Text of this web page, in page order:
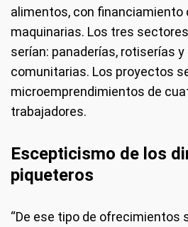
alimentos, con financiamiento
maquinarias. Los tres
serían: panaderías, rotiserías
comunitarias. Los proyectos
microemprendimientos de
trabajadores.
Escepticismo de los
piqueteros
“De ese tipo de ofrecimientos